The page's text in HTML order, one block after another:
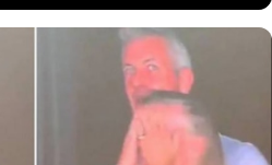
şirketin evli CEO'su Andy
insan kaynakları müdürü
Coldplay’in Boston konserinde